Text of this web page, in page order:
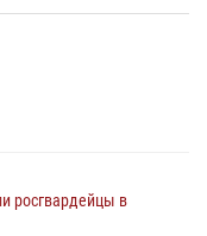
росгвардейцы в